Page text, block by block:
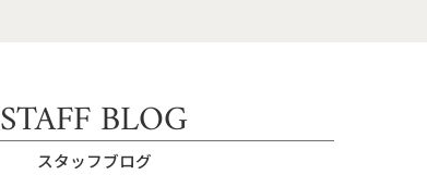
STAFF BLOG
スタッフブログ